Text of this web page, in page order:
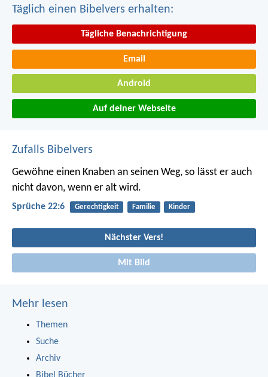
Täglich einen Bibelvers erhalten:
Tägliche Benachrichtigung
Email
Android
Auf deiner Webseite
Zufalls Bibelvers
Gewöhne einen Knaben an seinen Weg, so lässt er auch
nicht davon, wenn er alt wird.
Sprüche 22:6 Gerechtigkeit Familie Kinder
Nächster Vers!
Mit Bild
Mehr lesen
Themen
Suche
Archiv